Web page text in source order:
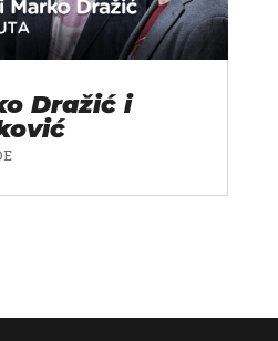
Dražić i